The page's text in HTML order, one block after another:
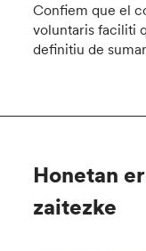
Confiem que el
voluntaris faciliti
definitiu de
Honetan
zaitezke